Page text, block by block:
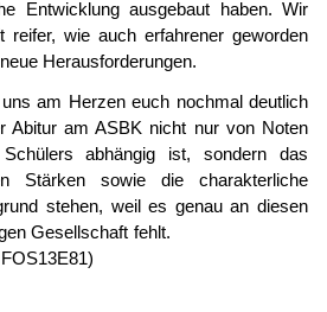
Entwicklung ausgebaut haben. Wir
wie auch erfahrener geworden
Herausforderungen.
am Herzen euch nochmal deutlich
Abitur am ASBK nicht nur von Noten
abhängig ist, sondern das
Stärken sowie die charakterliche
stehen, weil es genau an diesen
heutigen Gesellschaft fehlt.